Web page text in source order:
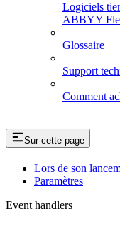
Logiciels
ABBYY
Glossaire
Support
Comment
Sur cette page
Lors de son
Paramètres
Event handlers